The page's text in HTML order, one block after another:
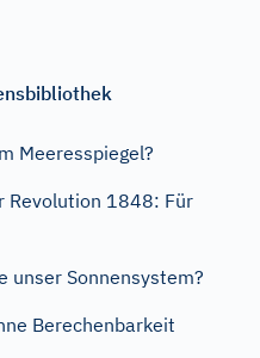
Meeresspiegel?
Revolution 1848: Für
unser Sonnensystem?
Berechenbarkeit